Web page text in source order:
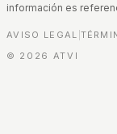
información es
AVISO LEGAL
© 2026 ATVI